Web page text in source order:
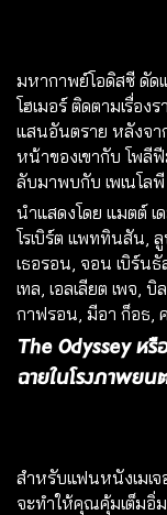
มหากาพย์โอดิสซี ดัด
โฮเมอร์ ติดตามเรื่อง
แสนอันตราย หลังจา
หน้าของเขากับ โพลีฟี
ลับมาพบกับ เพเนโล
นำแสดงโดย แมตต์ เ
โรเบิร์ต แพททินสัน,
เธอรอน, จอน เบิร์น
เทล, เอลเลียต เพจ,
กาฟรอน, มีอา ก็อธ,
The Odyssey ห
ฉายในโรงภาพย
สำหรับแฟนหนังเมเ
จะทำให้คุณคุ้มเต็มอิ่